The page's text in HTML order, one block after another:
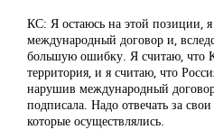
КС: Я остаюсь на этой позиции,
международный договор и,
большую ошибку. Я считаю, что
территория, и я считаю, что
нарушив международный
подписала. Надо отвечать за
которые осуществлялись.